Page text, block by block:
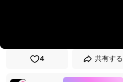
4 共有する